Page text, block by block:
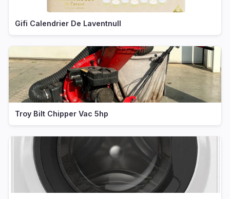
Gifi Calendrier De Laventnull
Troy Bilt Chipper Vac 5hp